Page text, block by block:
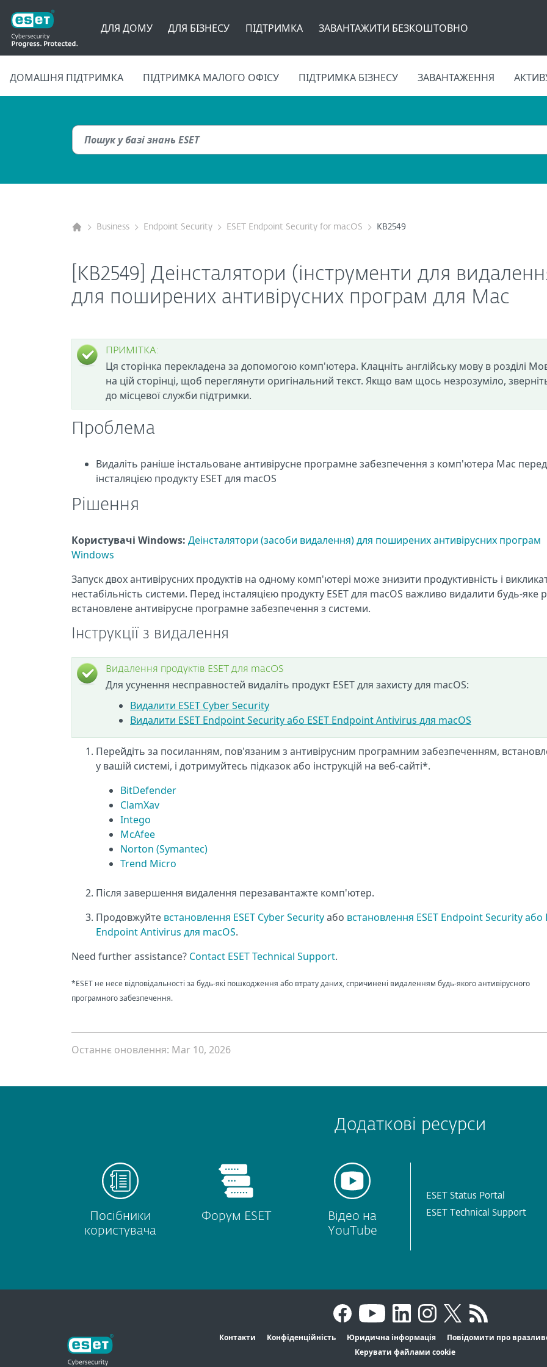
ДЛЯ ДОМУ ДЛЯ БІЗНЕСУ ПІДТРИМКА ЗАВАНТАЖИТИ БЕЗКОШТОВНО
ДОМАШНЯ ПІДТРИМКА ПІДТРИМКА МАЛОГО ОФІСУ ПІДТРИМКА БІЗНЕСУ ЗАВАНТАЖЕННЯ
Business Endpoint Security ESET Endpoint Security for macOS KB2549
[KB2549] Деінсталятори (інструменти для
для поширених антивірусних програм для Mac
ПРИМІТКА:
Ця сторінка перекладена за допомогою комп'ютера. Клацніть англійську мову в розділі
на цій сторінці, щоб переглянути оригінальний текст. Якщо вам щось незрозуміло,
до місцевої служби підтримки.
Проблема
Видаліть раніше інстальоване антивірусне програмне забезпечення з комп'ютера Mac перед
інсталяцією продукту ESET для macOS
Рішення
Користувачі Windows: Деінсталятори (засоби видалення) для поширених антивірусних програм
Windows
Запуск двох антивірусних продуктів на одному комп'ютері може знизити продуктивність і
нестабільність системи. Перед інсталяцією продукту ESET для macOS важливо видалити будь-яке
встановлене антивірусне програмне забезпечення з системи.
Інструкції з видалення
Видалення продуктів ESET для macOS
Для усунення несправностей видаліть продукт ESET для захисту для macOS:
Видалити ESET Cyber Security
Видалити ESET Endpoint Security або ESET Endpoint Antivirus для macOS
Перейдіть за посиланням, пов'язаним з антивірусним програмним забезпеченням,
у вашій системі, і дотримуйтесь підказок або інструкцій на веб-сайті*.
BitDefender
ClamXav
Intego
McAfee
Norton (Symantec)
Trend Micro
Після завершення видалення перезавантажте комп'ютер.
Продовжуйте встановлення ESET Cyber Securityабо встановлення ESET Endpoint Security або
Endpoint Antivirus для macOS.
Need further assistance? Contact ESET Technical Support.
*ESET не несе відповідальності за будь-які пошкодження або втрату даних, спричинені видаленням будь-якого антивірусного
програмного забезпечення.
Останнє оновлення: Mar 10, 2026
Додаткові ресурси
Посібники
користувача
Форум ESET
Відео на
YouTube
ESET Status Portal
ESET Technical Support
Контакти Конфіденційність Юридична інформація
Повідомити про
Керувати файлами cookie